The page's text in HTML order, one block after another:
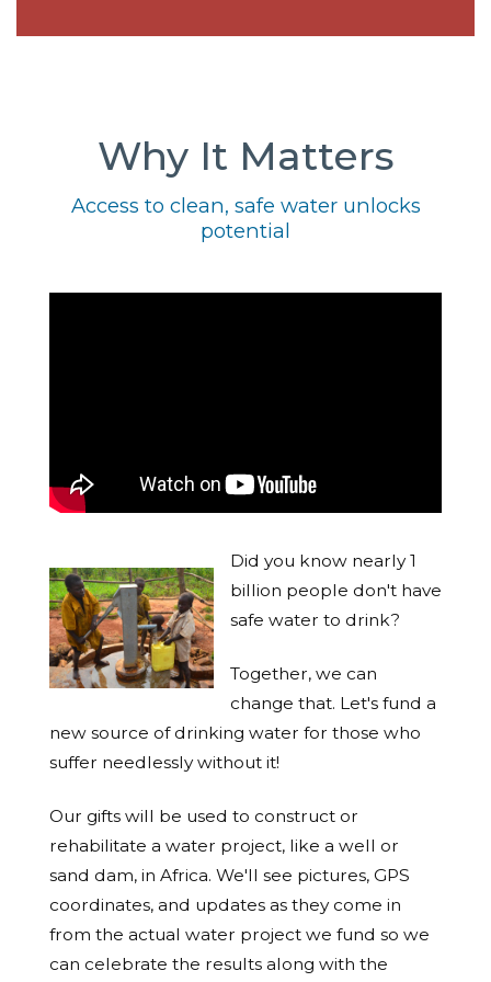
Why It Matters
Access to clean, safe water unlocks
potential
Did you know nearly 1
billion people don't have
safe water to drink?
Together, we can
change that. Let's fund a
new source of drinking water for those who
suffer needlessly without it!
Our gifts will be used to construct or
rehabilitate a water project, like a well or
sand dam, in Africa. We'll see pictures, GPS
coordinates, and updates as they come in
from the actual water project we fund so we
can celebrate the results along with the